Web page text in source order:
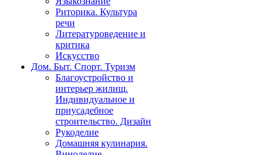
Риторика. Культура
речи
Литературоведение и
критика
Искусство
Дом. Быт. Спорт. Туризм
Благоустройство и
интерьер жилищ.
Индивидуальное и
приусадебное
строительство. Дизайн
Рукоделие
Домашняя кулинария.